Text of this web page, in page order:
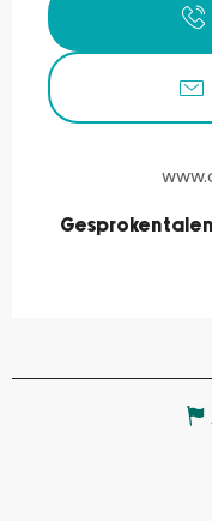
Gesproken talen
Gesproken talen